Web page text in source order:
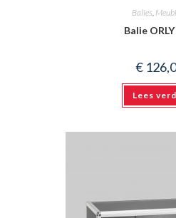
Balies
Balie
€
Lees